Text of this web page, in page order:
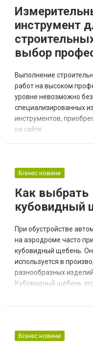
про...
инструмент
выбор
Выполнение
работ на высоком
уровне невозможно
специализированных
инструментов,
на сайте
доказать их
обследования объекта
капитального ремонта
наиболее проблемны...
Бізнес новини
Как выбрать
кубовидный
При обустройстве
на аэродроме часто
кубовидный щебень.
используется в
разнообразных
Кубовидный щебень
Информационный
Бізнес новини